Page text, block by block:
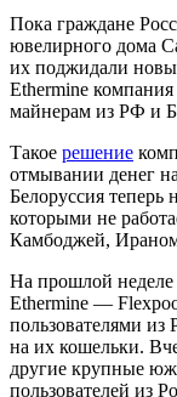
Пока граждане
ювелирного дома
их поджидали
Ethermine компания
майнерам из РФ и
Такое решение
отмывании денег
Белоруссия теперь
которыми не
Камбоджей,
На прошлой
Ethermine —
пользователями из
на их кошельки.
другие крупные
пользователей из